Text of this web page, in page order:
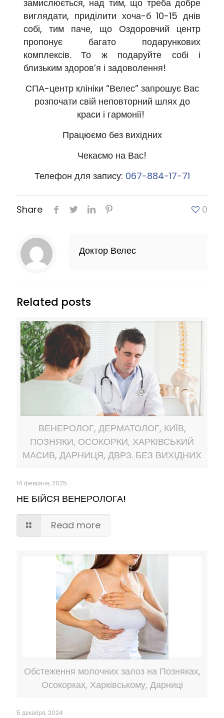
замислюється, над тим, що треба добре
виглядати, приділити хоча-б 10-15 днів
собі, тим паче, що Оздоровчий центр
пропонує багато подарункових
комплексів. То ж подаруйте собі і
близьким здоров’я і задоволення!
СПА-центр клініки “Велес” запрошує Вас
розпочати свій неповторний шлях до
краси і гармонії!
Працюємо без вихідних
Чекаємо на Вас!
Телефон для запису: 067-884-17-71
Share 0
Доктор Велес
Related posts
ВЕНЕРОЛОГ, ДЕРМАТОЛОГ, КИЇВ,
ПОЗНЯКИ, ОСОКОРКИ, ХАРКІВСЬКИЙ
МАСИВ, ДАРНИЦЯ, ДВРЗ. БЕЗ ВИХІДНИХ
14 февраля, 2025
НЕ БІЙСЯ ВЕНЕРОЛОГА!
Read more
Обстеження молочних залоз на Позняках,
Осокорках, Харківському, Дарниці
5 декабря, 2024